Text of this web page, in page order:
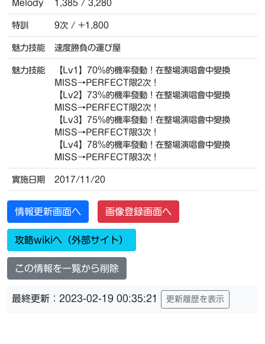
Melody 1,385 / 3,280
特訓 9次 / +1,800
魅力技能 速度勝負の運び屋
魅力技能
【Lv1】70%的機率發動！在整場演唱會中變換
MISS→PERFECT限2次！
【Lv2】73%的機率發動！在整場演唱會中變換
MISS→PERFECT限2次！
【Lv3】75%的機率發動！在整場演唱會中變換
MISS→PERFECT限3次！
【Lv4】78%的機率發動！在整場演唱會中變換
MISS→PERFECT限3次！
實施日期 2017/11/20
情報更新画面へ 画像登録画面へ
攻略wikiへ（外部サイト）
この情報を一覧から削除
最終更新：2023-02-19 00:35:21 更新履歴を表示